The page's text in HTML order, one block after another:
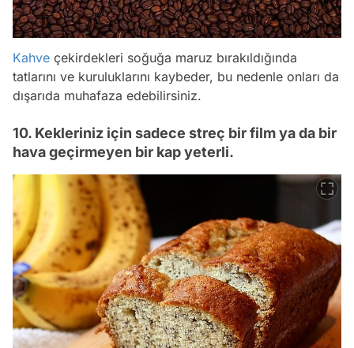
Kahve çekirdekleri soğuğa maruz bırakıldığında
tatlarını ve kuruluklarını kaybeder, bu nedenle onları da
dışarıda muhafaza edebilirsiniz.
10. Kekleriniz için sadece streç bir film ya da bir
hava geçirmeyen bir kap yeterli.